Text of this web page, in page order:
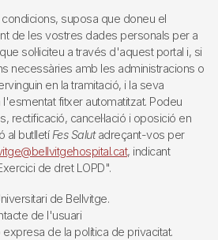
suposa que doneu el
de les vostres dades personals per a
sol·liciteu a través d'aquest portal i, si
necessàries amb les administracions o
en la tramitació, i la seva
fitxer automatitzat. Podeu
rectificació, cancel·lació i oposició en
al butlletí Fes Salutadreçant-vos per
, indicant
de dret LOPD".
de Bellvitge.
de l'usuari
de la política de privacitat.